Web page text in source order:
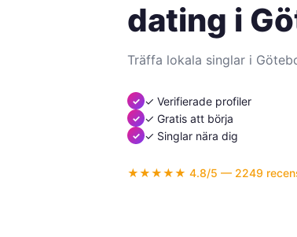
dating i
Träffa lokala singlar i
✓ Verifierade profiler
✓ Gratis att börja
✓ Singlar nära dig
★★★★★ 4.8/5 — 2249